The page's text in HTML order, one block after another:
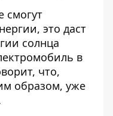
смогут
это даст
солнца
в
что,
образом, уже